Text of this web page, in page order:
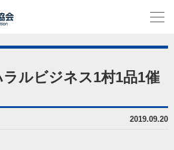
ルビジネス1村1品1催
2019.09.20